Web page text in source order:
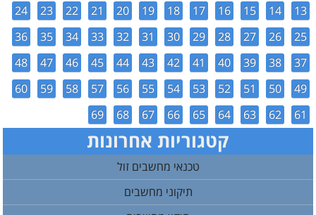
13
14
15
16
17
18
19
20
21
22
23
24
25
26
27
28
29
30
31
32
33
34
35
36
37
38
39
40
41
42
43
44
45
46
47
48
49
50
51
52
53
54
55
56
57
58
59
60
61
62
63
64
65
66
67
68
69
קטגוריות אחרונות
טכנאי מחשבים זול
תיקוני מחשבים